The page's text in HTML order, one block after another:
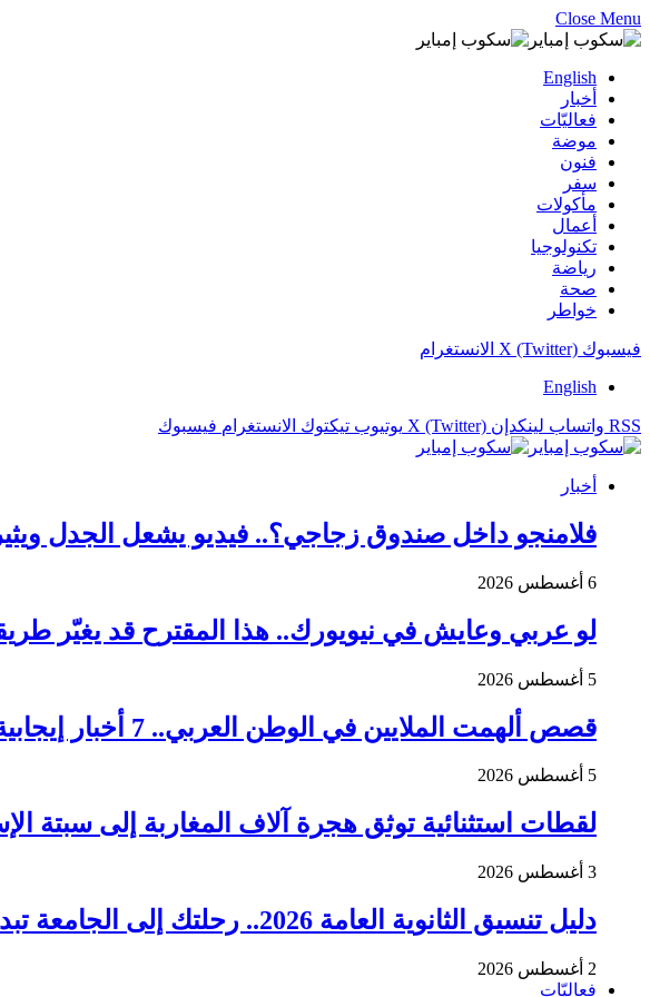
Close Menu
English
أخبار
فعاليّات
موضة
فنون
سفر
مأكولات
أعمال
تكنولوجيا
رياضة
صحة
خواطر
فيسبوك X (Twitter) الانستغرام
English
RSS واتساب لينكدإن X (Twitter) يوتيوب تيكتوك الانستغرام فيسبوك
أخبار
فلامنجو داخل صندوق زجاجي؟.. فيديو يشعل الجدل
6 أغسطس 2026
لو عربي وعايش في نيويورك.. هذا المقترح قد يغيّر
5 أغسطس 2026
قصص ألهمت الملايين في الوطن العربي.. 7 أخبار إيجابية تستحق القراءة هذا الأسبوع
5 أغسطس 2026
لقطات استثنائية توثق هجرة آلاف المغاربة إلى سبتة
3 أغسطس 2026
دليل تنسيق الثانوية العامة 2026.. رحلتك إلى الجامعة تبدأ من هنا
2 أغسطس 2026
فعاليّات